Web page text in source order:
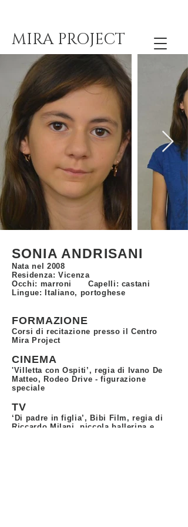
MIRA PROJECT
SONIA ANDRISANI
Nata nel 2008
Residenza: Vicenza
Occhi: marroni Capelli: castani
Lingue: Italiano, portoghese
FORMAZIONE
Corsi di recitazione presso il Centro
Mira Project
CINEMA
'Villetta con Ospiti’, regia di Ivano De
Matteo, Rodeo Drive - figurazione
speciale
TV
‘Di padre in figlia’, Bibi Film, regia di
Riccardo Milani, piccola ballerina e